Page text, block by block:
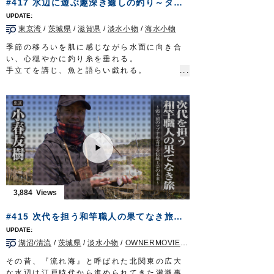
上州屋新仙台泉店様
上州屋仙台宮城野店様
■使用アイテム
お手軽城 キス・ハゼ
OWNERMOVIE
http://ownertv.jp/
オーナーばりwebsite
http://www.owner.co.jp
#417 水辺に遊ぶ趣深き癒しの釣り～タナゴ・マハゼ・ホンモロコ～
東京湾 / 茨城県 /滋賀県 / 淡水小物 /海水小物
季節の移ろいを肌に感じながら水面に向き合
い、心穏やかに釣り糸を垂れる。
手立てを講じ、魚と語らい戯れる。
する太公望に…
今一度、伝統に彩られた風情溢れる癒しの釣
りをお届けする。
タックル（タナゴ）
竿：タナゴ竿 8寸節 10本継（4本継で使用）
道糸：ナイロン 1.25号
ハリス：たなごハリス 紅葉
目印：たなご小丸目印
ハリ：魅玄タナゴ／三腰（鈎先加工）
タックル（干潟マハゼ）
道糸：1～1.2号
ハリス：フロロ 0.6号?0.8号
オモリ：遊動 1.5号
ハリ：スーパー山女魚 7号
タックル（練り船マハゼ）
3,884
#415 次代を担う和竿職人の果てなき旅～霞ヶ浦のマブナを寄せる伝統工芸の未来～
湖沼/清流 / 茨城県 /淡水小物 / OWNERMOVIE（夢釣行）
その昔、『流れ海』と呼ばれた北関東の広大